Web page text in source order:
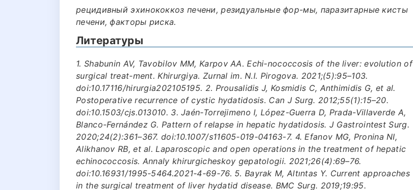
рецидивный эхинококкоз печени, резидуальные фор-мы, паразитарные кисты
печени, факторы риска.
Литературы
1. Shabunin AV, Tavobilov MM, Karpov AA. Echi-nococcosis of the liver: evolution of
surgical treat-ment. Khirurgiya. Zurnal im. N.I. Pirogova. 2021;(5):95–103.
doi:10.17116/hirurgia202105195. 2. Prousalidis J, Kosmidis C, Anthimidis G, et al.
Postoperative recurrence of cystic hydatidosis. Can J Surg. 2012;55(1):15–20.
doi:10.1503/cjs.013010. 3. Jaén-Torrejimeno I, López-Guerra D, Prada-Villaverde A,
Blanco-Fernández G. Pattern of relapse in hepatic hydatidosis. J Gastrointest Surg.
2020;24(2):361–367. doi:10.1007/s11605-019-04163-7. 4. Efanov MG, Pronina NI,
Alikhanov RB, et al. Laparoscopic and open operations in the treatment of hepatic
echinococcosis. Annaly khirurgicheskoy gepatologii. 2021;26(4):69–76.
doi:10.16931/1995-5464.2021-4-69-76. 5. Bayrak M, Altıntas Y. Current approaches
in the surgical treatment of liver hydatid disease. BMC Surg. 2019;19:95.